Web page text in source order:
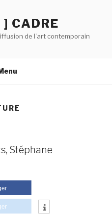
] CADRE
de l'art contemporain
Stéphane